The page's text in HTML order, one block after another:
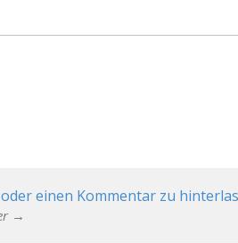
einen Kommentar zu
→